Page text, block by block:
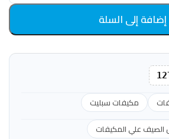
إضافة إلى السلة
مكيفات سبليت
علي المكيفات